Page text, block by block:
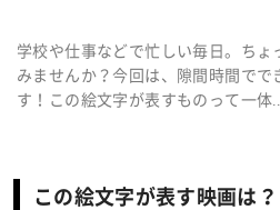
学校や仕事などで忙しい毎日。ち
みませんか？今回は、隙間時間でで
す！この絵文字が表すものって一体
この絵文字が表す映画は？